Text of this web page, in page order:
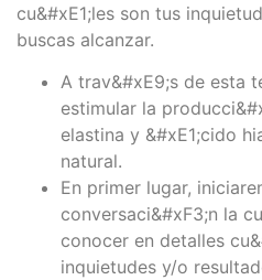
cu&#xE1;les son tus
buscas alcanzar.
A trav&#xE9;s de esta
estimular la
elastina y &#xE1;cido
natural.
En primer lugar,
conversaci&#xF3;n la
conocer en detalles
inquietudes y/o